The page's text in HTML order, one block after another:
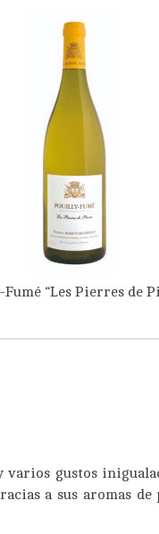
“Les Pierres de
gustos
a sus aromas de